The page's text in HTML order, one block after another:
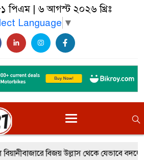
পিএম | ৬ আগস্ট ২০২৬ খ্রিঃ
Language ▼
বদলে গিয়েছিল পরিস্থিতি জুলাই